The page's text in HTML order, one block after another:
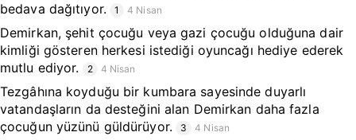
bedava dağıtıyor.
1 4 Nisan
Demirkan, şehit çocuğu veya gazi çocuğu olduğuna dair
kimliği gösteren herkesi istediği oyuncağı hediye ederek
mutlu ediyor.
2 4 Nisan
Tezgâhına koyduğu bir kumbara sayesinde duyarlı
vatandaşların da desteğini alan Demirkan daha fazla
çocuğun yüzünü güldürüyor.
3 4 Nisan